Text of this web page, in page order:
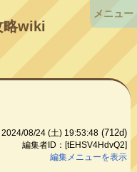
wiki
08/24 (土) 19:53:48 (712d)
編集者ID：[tEHSV4HdvQ2]
編集メニューを表示
メニュー